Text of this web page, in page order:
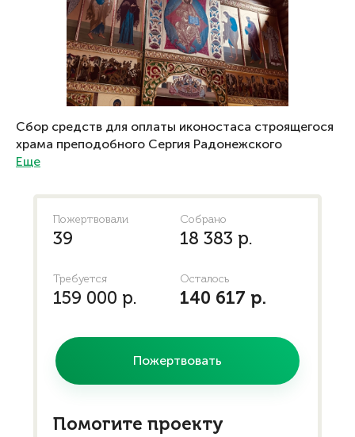
Сбор средств для оплаты иконостаса строящегося
храма преподобного Сергия Радонежского
Еще
Пожертвовали
39
Собрано
18 383 р.
Требуется
159 000 р.
Осталось
140 617 р.
Пожертвовать
Помогите проекту